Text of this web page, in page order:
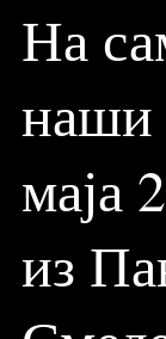
На
наши
маја
из